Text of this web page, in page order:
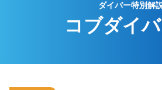
ダイバー特別解
コブダイバ